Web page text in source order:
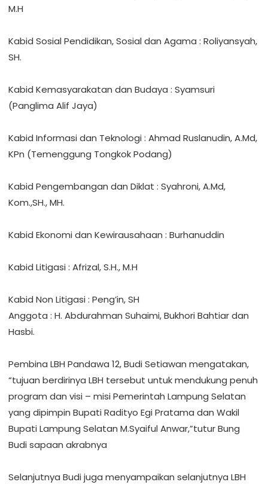
M.H
‎Kabid Sosial Pendidikan, Sosial dan Agama : Roliyansyah,
SH.
‎Kabid Kemasyarakatan dan Budaya : Syamsuri
(Panglima Alif Jaya)
‎Kabid Informasi dan Teknologi : Ahmad Ruslanudin, A.Md,
KPn (Temenggung Tongkok Podang)
‎Kabid Pengembangan dan Diklat : Syahroni, A.Md,
Kom.,SH., MH.
‎Kabid Ekonomi dan Kewirausahaan : Burhanuddin
‎Kabid Litigasi : Afrizal, S.H., M.H
‎Kabid Non Litigasi : Peng’in, SH
‎Anggota : H. Abdurahman Suhaimi, Bukhori Bahtiar dan
Hasbi.
‎Pembina LBH Pandawa 12, Budi Setiawan mengatakan,
“tujuan berdirinya LBH tersebut untuk mendukung penuh
program dan visi – misi Pemerintah Lampung Selatan
yang dipimpin Bupati Radityo Egi Pratama dan Wakil
Bupati Lampung Selatan M.Syaiful Anwar,”tutur Bung
Budi sapaan akrabnya
‎Selanjutnya Budi juga menyampaikan selanjutnya LBH